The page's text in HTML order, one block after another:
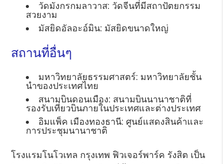
วัดมังกรกมลาวาส: วัดจีนที่มีสถาปัตยกรรม
สวยงาม
มัสยิดอัลอะอ์มิน: มัสยิดขนาดใหญ่
สถานที่อื่นๆ
มหาวิทยาลัยธรรมศาสตร์: มหาวิทยาลัยชั้น
นำของประเทศไทย
สนามบินดอนเมือง: สนามบินนานาชาติที่
รองรับเที่ยวบินภายในประเทศและต่างประเทศ
อิมแพ็ค เมืองทองธานี: ศูนย์แสดงสินค้าและ
การประชุมนานาชาติ
โรงแรมโนโวเทล กรุงเทพ ฟิวเจอร์พาร์ค รังสิต เป็น